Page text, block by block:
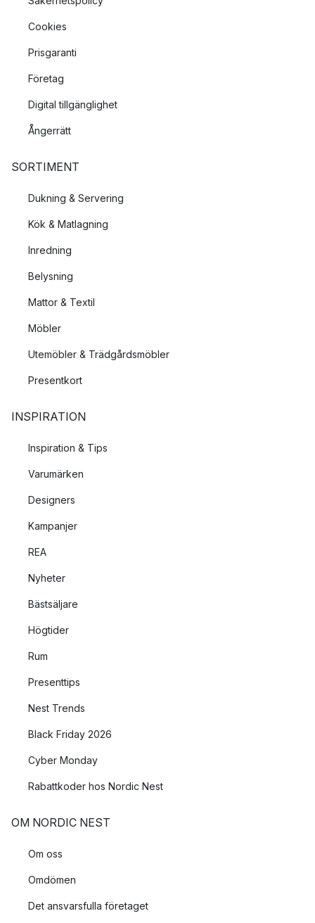
Cookies
Prisgaranti
Företag
Digital tillgänglighet
Ångerrätt
SORTIMENT
Dukning & Servering
Kök & Matlagning
Inredning
Belysning
Mattor & Textil
Möbler
Utemöbler & Trädgårdsmöbler
Presentkort
INSPIRATION
Inspiration & Tips
Varumärken
Designers
Kampanjer
REA
Nyheter
Bästsäljare
Högtider
Rum
Presenttips
Nest Trends
Black Friday 2026
Cyber Monday
Rabattkoder hos Nordic Nest
OM NORDIC NEST
Om oss
Omdömen
Det ansvarsfulla företaget